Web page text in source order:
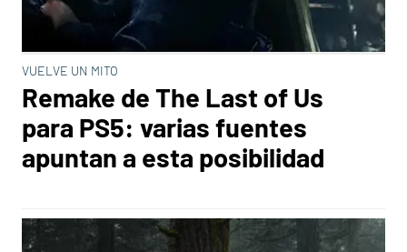
VUELVE UN MITO
Remake de The Last of Us
para PS5: varias fuentes
apuntan a esta posibilidad